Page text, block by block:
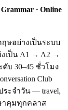
· Online
ษอย่างเป็นระบบ
เป็น A1 → A2 →
บ 30–45 ชั่วโมง
Club
ระจำวัน — travel,
ษาคุมทุกคลาส